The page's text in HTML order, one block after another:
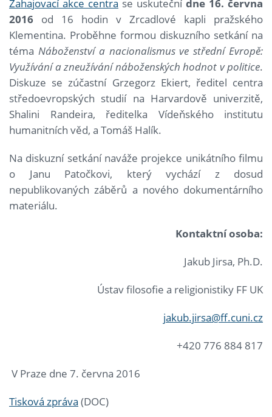
Zahajovací akce centra se uskuteční dne 16. června
2016 od 16 hodin v Zrcadlové kapli pražského
Klementina. Proběhne formou diskuzního setkání na
téma Náboženství a nacionalismus ve střední Evropě:
Využívání a zneužívání náboženských hodnot v politice.
Diskuze se zúčastní Grzegorz Ekiert, ředitel centra
středoevropských studií na Harvardově univerzitě,
Shalini Randeira, ředitelka Vídeňského institutu
humanitních věd, a Tomáš Halík.
Na diskuzní setkání naváže projekce unikátního filmu
o Janu Patočkovi, který vychází z dosud
nepublikovaných záběrů a nového dokumentárního
materiálu.
Kontaktní osoba:
Jakub Jirsa, Ph.D.
Ústav filosofie a religionistiky FF UK
jakub.jirsa@ff.cuni.cz
+420 776 884 817
V Praze dne 7. června 2016
Tisková zpráva (DOC)